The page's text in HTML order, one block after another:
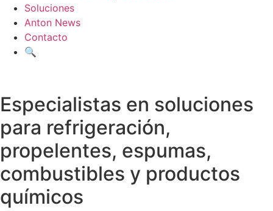
Soluciones
Anton News
Contacto
🔍
Especialistas en soluciones
para refrigeración,
propelentes, espumas,
combustibles y productos
químicos